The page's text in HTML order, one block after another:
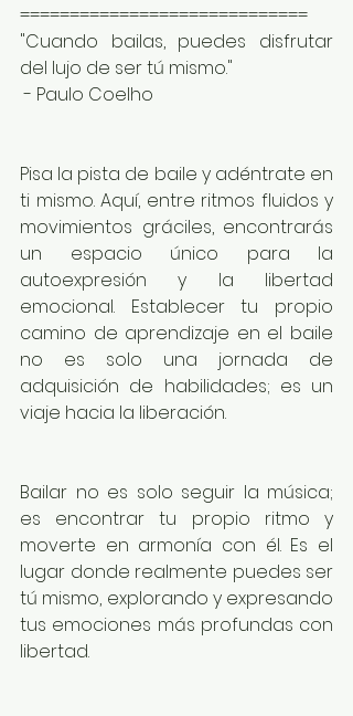
=============================
"Cuando bailas, puedes disfrutar
del lujo de ser tú mismo."
- Paulo Coelho
Pisa la pista de baile y adéntrate en
ti mismo. Aquí, entre ritmos fluidos y
movimientos gráciles, encontrarás
un espacio único para la
autoexpresión y la libertad
emocional. Establecer tu propio
camino de aprendizaje en el baile
no es solo una jornada de
adquisición de habilidades; es un
viaje hacia la liberación.
Bailar no es solo seguir la música;
es encontrar tu propio ritmo y
moverte en armonía con él. Es el
lugar donde realmente puedes ser
tú mismo, explorando y expresando
tus emociones más profundas con
libertad.